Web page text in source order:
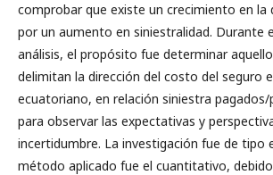
comprobar que existe un crecimiento en la
por un aumento en siniestralidad. Durante
análisis, el propósito fue determinar
delimitan la dirección del costo del seguro
ecuatoriano, en relación siniestra pagados/
para observar las expectativas y
incertidumbre. La investigación fue de tipo
método aplicado fue el cuantitativo,